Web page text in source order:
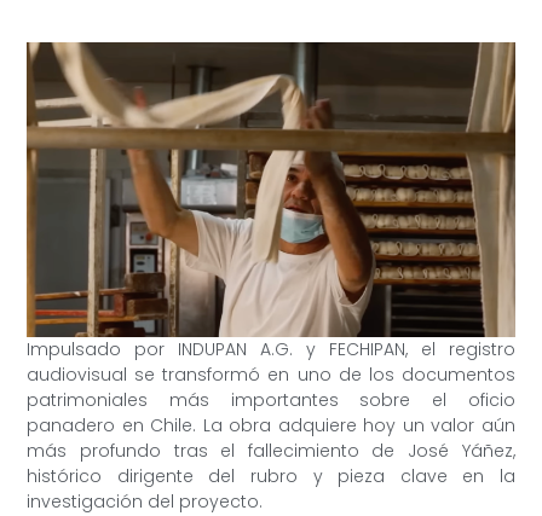
Impulsado por INDUPAN A.G. y FECHIPAN, el registro
audiovisual se transformó en uno de los documentos
patrimoniales más importantes sobre el oficio
panadero en Chile. La obra adquiere hoy un valor aún
más profundo tras el fallecimiento de José Yáñez,
histórico dirigente del rubro y pieza clave en la
investigación del proyecto.